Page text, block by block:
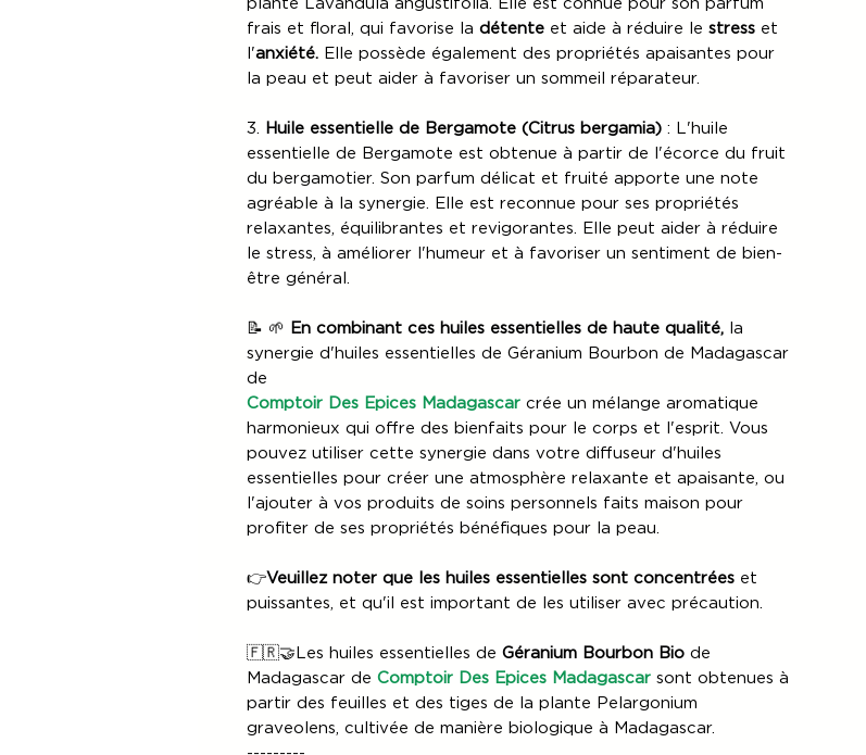
plante Lavandula angustifolia. Elle est connue pour son parfum
frais et floral, qui favorise la détente et aide à réduire le stress et
l'anxiété. Elle possède également des propriétés apaisantes pour
la peau et peut aider à favoriser un sommeil réparateur.
3. Huile essentielle de Bergamote (Citrus bergamia) : L'huile
essentielle de Bergamote est obtenue à partir de l'écorce du fruit
du bergamotier. Son parfum délicat et fruité apporte une note
agréable à la synergie. Elle est reconnue pour ses propriétés
relaxantes, équilibrantes et revigorantes. Elle peut aider à réduire
le stress, à améliorer l'humeur et à favoriser un sentiment de bien-
être général.
📝 🌱 En combinant ces huiles essentielles de haute qualité, la
synergie d'huiles essentielles de Géranium Bourbon de Madagascar
de
Comptoir Des Epices Madagascar crée un mélange aromatique
harmonieux qui offre des bienfaits pour le corps et l'esprit. Vous
pouvez utiliser cette synergie dans votre diffuseur d'huiles
essentielles pour créer une atmosphère relaxante et apaisante, ou
l'ajouter à vos produits de soins personnels faits maison pour
profiter de ses propriétés bénéfiques pour la peau.
👉Veuillez noter que les huiles essentielles sont concentrées et
puissantes, et qu'il est important de les utiliser avec précaution.
🇫🇷🤝Les huiles essentielles de Géranium Bourbon Bio de
Madagascar de Comptoir Des Epices Madagascar sont obtenues à
partir des feuilles et des tiges de la plante Pelargonium
graveolens, cultivée de manière biologique à Madagascar.